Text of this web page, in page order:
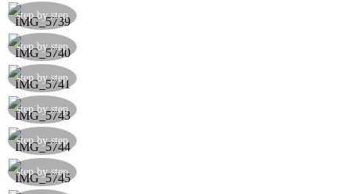
step by step
step by step
step by step
step by step
step by step
step by step